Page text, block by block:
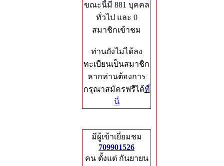
ขณะนี้มี 881 บุคคล
ทั่วไป และ 0
สมาชิกเข้าชม
ท่านยังไม่ได้ลง
ทะเบียนเป็นสมาชิก
หากท่านต้องการ
กรุณาสมัครฟรีได้ที่
นี่
มีผู้เข้าเยี่ยมชม
709901526
คน ตั้งแต่ กันยายน